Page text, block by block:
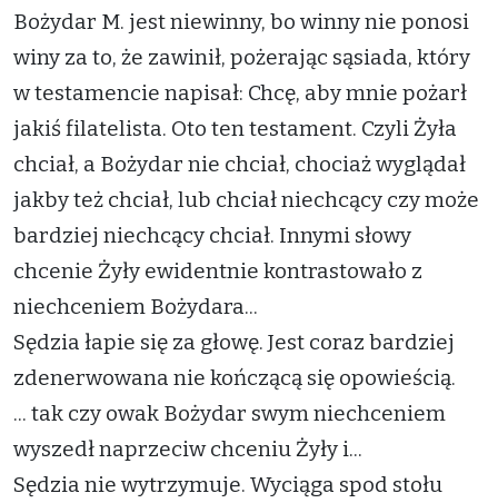
Bożydar M. jest niewinny, bo winny nie ponosi
winy za to, że zawinił, pożerając sąsiada, który
w testamencie napisał: Chcę, aby mnie pożarł
jakiś filatelista. Oto ten testament. Czyli Żyła
chciał, a Bożydar nie chciał, chociaż wyglądał
jakby też chciał, lub chciał niechcący czy może
bardziej niechcący chciał. Innymi słowy
chcenie Żyły ewidentnie kontrastowało z
niechceniem Bożydara...
Sędzia łapie się za głowę. Jest coraz bardziej
zdenerwowana nie kończącą się opowieścią.
... tak czy owak Bożydar swym niechceniem
wyszedł naprzeciw chceniu Żyły i...
Sędzia nie wytrzymuje. Wyciąga spod stołu